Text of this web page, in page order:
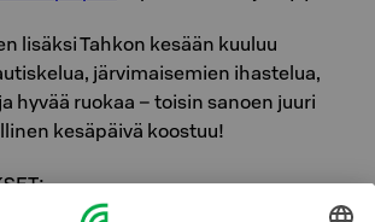
lisäksi Tahkon kesään kuuluu
järvimaisemien ihastelua,
hyvää ruokaa – toisin sanoen juuri
kesäpäivä koostuu!